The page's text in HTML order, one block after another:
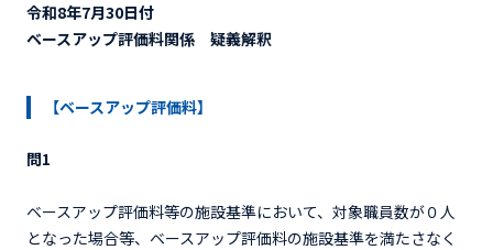
令和8年7月30日付
ベースアップ評価料関係 疑義解釈
【ベースアップ評価料】
問1
ベースアップ評価料等の施設基準において、対象職員数が０人
となった場合等、ベースアップ評価料の施設基準を満たさなく